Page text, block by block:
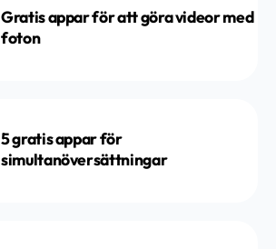
Gratis appar för att göra videor med
foton
5 gratis appar för
simultanöversättningar